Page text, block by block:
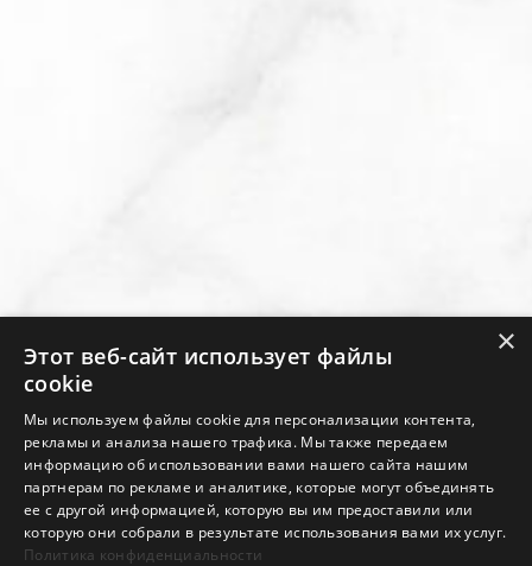
×
Этот веб-сайт использует файлы
cookie
Мы используем файлы cookie для персонализации контента,
рекламы и анализа нашего трафика. Мы также передаем
информацию об использовании вами нашего сайта нашим
партнерам по рекламе и аналитике, которые могут объединять
ее с другой информацией, которую вы им предоставили или
которую они собрали в результате использования вами их услуг.
Политика конфиденциальности